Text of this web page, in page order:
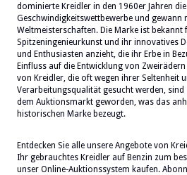
dominierte Kreidler in den 1960er Jahren die
Geschwindigkeitswettbewerbe und gewann
Weltmeisterschaften. Die Marke ist bekannt
Spitzeningenieurkunst und ihr innovatives
und Enthusiasten anzieht, die ihr Erbe in
Einfluss auf die Entwicklung von
von Kreidler, die oft wegen ihrer Seltenheit
Verarbeitungsqualität gesucht werden,
dem Auktionsmarkt geworden, was das
historischen Marke bezeugt.
Entdecken Sie alle unsere Angebote von
Ihr gebrauchtes Kreidler auf Benzin zum
unser Online-Auktionssystem kaufen.